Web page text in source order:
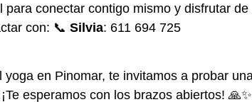
para conectar contigo mismo y disfrutar
con: 📞 Silvia: 611 694 725
en Pinomar, te invitamos a probar
esperamos con los brazos abiertos! 🙏✨